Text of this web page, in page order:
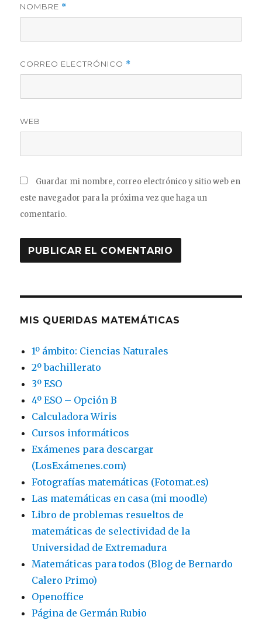
NOMBRE *
CORREO ELECTRÓNICO *
WEB
Guardar mi nombre, correo electrónico y sitio web en
este navegador para la próxima vez que haga un
comentario.
MIS QUERIDAS MATEMÁTICAS
1º ámbito: Ciencias Naturales
2º bachillerato
3º ESO
4º ESO – Opción B
Calculadora Wiris
Cursos informáticos
Exámenes para descargar
(LosExámenes.com)
Fotografías matemáticas (Fotomat.es)
Las matemáticas en casa (mi moodle)
Libro de problemas resueltos de
matemáticas de selectividad de la
Universidad de Extremadura
Matemáticas para todos (Blog de Bernardo
Calero Primo)
Openoffice
Página de Germán Rubio